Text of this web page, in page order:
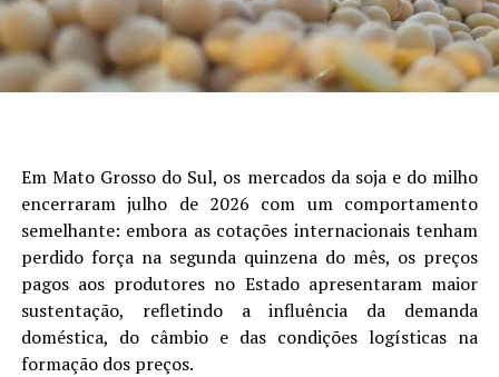
Em Mato Grosso do Sul, os mercados da soja e do milho
encerraram julho de 2026 com um comportamento
semelhante: embora as cotações internacionais tenham
perdido força na segunda quinzena do mês, os preços
pagos aos produtores no Estado apresentaram maior
sustentação, refletindo a influência da demanda
doméstica, do câmbio e das condições logísticas na
formação dos preços.